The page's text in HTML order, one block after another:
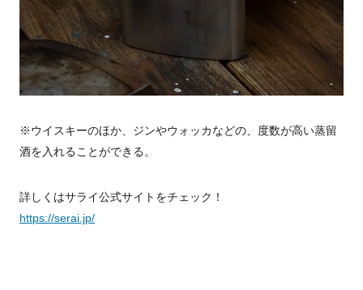
※ウイスキーのほか、ジンやウォッカなどの、度数が高い蒸留
酒を入れることができる。
詳しくはサライ公式サイトをチェック！
https://serai.jp/